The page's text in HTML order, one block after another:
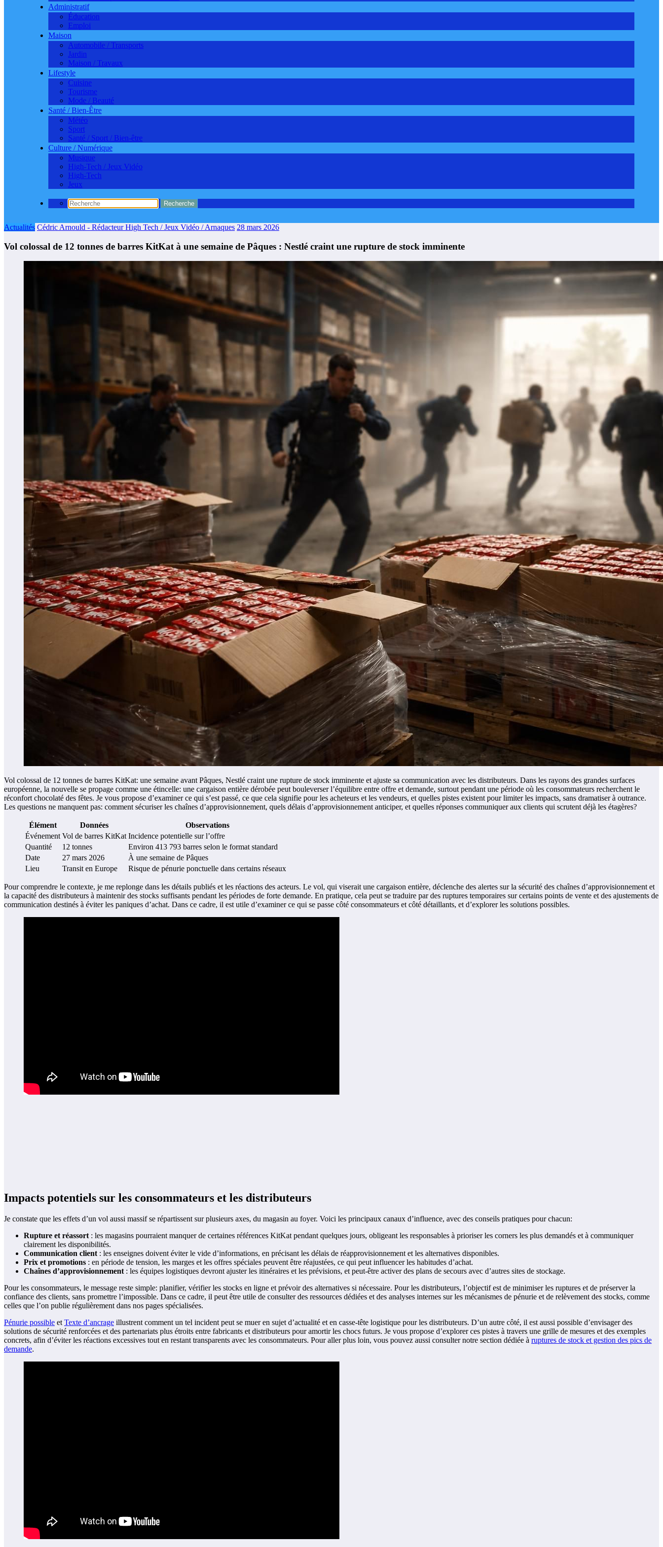
Administratif
Éducation
Emploi
Maison
Automobile / Transports
Jardin
Maison / Travaux
Lifestyle
Cuisine
Tourisme
Mode / Beauté
Santé / Bien-Être
Météo
Sport
Santé / Sport / Bien-être
Culture / Numérique
Musique
High-Tech / Jeux Vidéo
High-Tech
Jeux
Actualités Cédric Arnould - Rédacteur High Tech / Jeux Vidéo / Arnaques 28 mars 2026
Vol colossal de 12 tonnes de barres KitKat à une semaine de Pâques : Nestlé craint une rupture de stock imminente
Vol colossal de 12 tonnes de barres KitKat: une semaine avant Pâques, Nestlé craint une rupture de stock imminente et ajuste sa communication avec les distributeurs. Dans les rayons des grandes surfaces
européenne, la nouvelle se propage comme une étincelle: une cargaison entière dérobée peut bouleverser l’équilibre entre offre et demande, surtout pendant une période où les consommateurs recherchent le
réconfort chocolaté des fêtes. Je vous propose d’examiner ce qui s’est passé, ce que cela signifie pour les acheteurs et les vendeurs, et quelles pistes existent pour limiter les impacts, sans dramatiser à outrance.
Les questions ne manquent pas: comment sécuriser les chaînes d’approvisionnement, quels délais d’approvisionnement anticiper, et quelles réponses communiquer aux clients qui scrutent déjà les étagères?
Élément Données
Observations
Événement Vol de barres KitKat Incidence potentielle sur l’offre
Quantité
12 tonnes
Environ 413 793 barres selon le format standard
Date
27 mars 2026
À une semaine de Pâques
Lieu
Transit en Europe Risque de pénurie ponctuelle dans certains réseaux
Pour comprendre le contexte, je me replonge dans les détails publiés et les réactions des acteurs. Le vol, qui viserait une cargaison entière, déclenche des alertes sur la sécurité des chaînes d’approvisionnement et
la capacité des distributeurs à maintenir des stocks suffisants pendant les périodes de forte demande. En pratique, cela peut se traduire par des ruptures temporaires sur certains points de vente et des ajustements de
communication destinés à éviter les paniques d’achat. Dans ce cadre, il est utile d’examiner ce qui se passe côté consommateurs et côté détaillants, et d’explorer les solutions possibles.
Impacts potentiels sur les consommateurs et les distributeurs
Je constate que les effets d’un vol aussi massif se répartissent sur plusieurs axes, du magasin au foyer. Voici les principaux canaux d’influence, avec des conseils pratiques pour chacun:
Rupture et réassort : les magasins pourraient manquer de certaines références KitKat pendant quelques jours, obligeant les responsables à prioriser les corners les plus demandés et à communiquer
clairement les disponibilités.
Communication client : les enseignes doivent éviter le vide d’informations, en précisant les délais de réapprovisionnement et les alternatives disponibles.
Prix et promotions : en période de tension, les marges et les offres spéciales peuvent être réajustées, ce qui peut influencer les habitudes d’achat.
Chaînes d’approvisionnement : les équipes logistiques devront ajuster les itinéraires et les prévisions, et peut‑être activer des plans de secours avec d’autres sites de stockage.
Pour les consommateurs, le message reste simple: planifier, vérifier les stocks en ligne et prévoir des alternatives si nécessaire. Pour les distributeurs, l’objectif est de minimiser les ruptures et de préserver la
confiance des clients, sans promettre l’impossible. Dans ce cadre, il peut être utile de consulter des ressources dédiées et des analyses internes sur les mécanismes de pénurie et de relèvement des stocks, comme
celles que l’on publie régulièrement dans nos pages spécialisées.
Pénurie possible et Texte d’ancrage illustrent comment un tel incident peut se muer en sujet d’actualité et en casse-tête logistique pour les distributeurs. D’un autre côté, il est aussi possible d’envisager des
solutions de sécurité renforcées et des partenariats plus étroits entre fabricants et distributeurs pour amortir les chocs futurs. Je vous propose d’explorer ces pistes à travers une grille de mesures et des exemples
concrets, afin d’éviter les réactions excessives tout en restant transparents avec les consommateurs. Pour aller plus loin, vous pouvez aussi consulter notre section dédiée à ruptures de stock et gestion des pics de
demande.